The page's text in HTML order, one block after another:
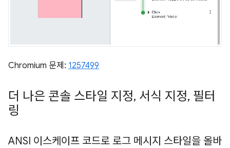
Chromium 문제: 1257499
더 나은 콘솔 스타일 지정, 서식 지정, 필터
링
ANSI 이스케이프 코드로 로그 메시지 스타일을 올바